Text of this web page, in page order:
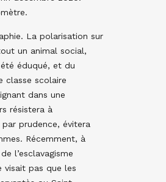
La polarisation sur
un animal social,
éduqué, et du
classe scolaire
dans une
résistera à
prudence, évitera
Récemment, à
l’esclavagisme
visait pas que les